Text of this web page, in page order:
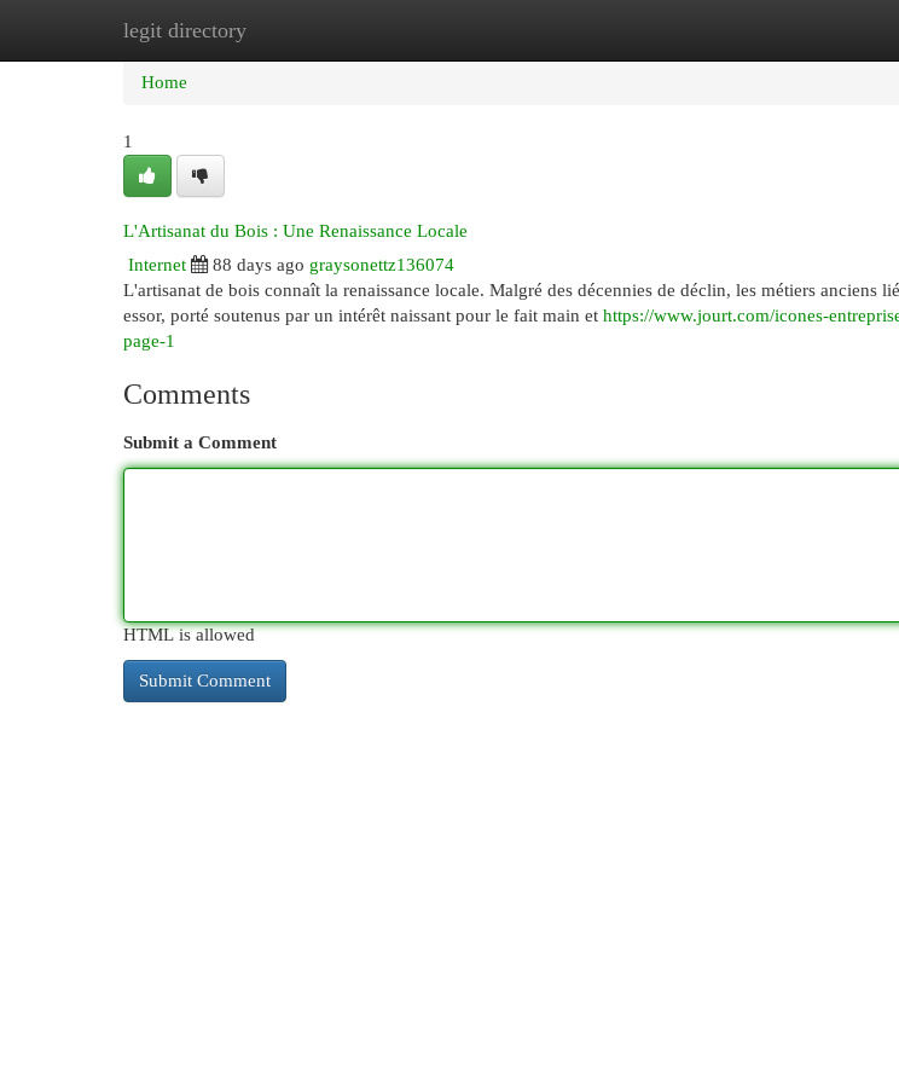
legit directory
Home New Site Listings
Home
1
L'Artisanat du Bois : Une Renaissance Locale
Internet
88 days ago graysonettz136074
L'artisanat de bois connaît la renaissance locale. Malgré des décennies de déclin, les métiers anciens
essor, porté soutenus par un intérêt naissant pour le fait main et https://www.jourt.com/icones-
page-1
Comments
Submit a Comment
HTML is allowed